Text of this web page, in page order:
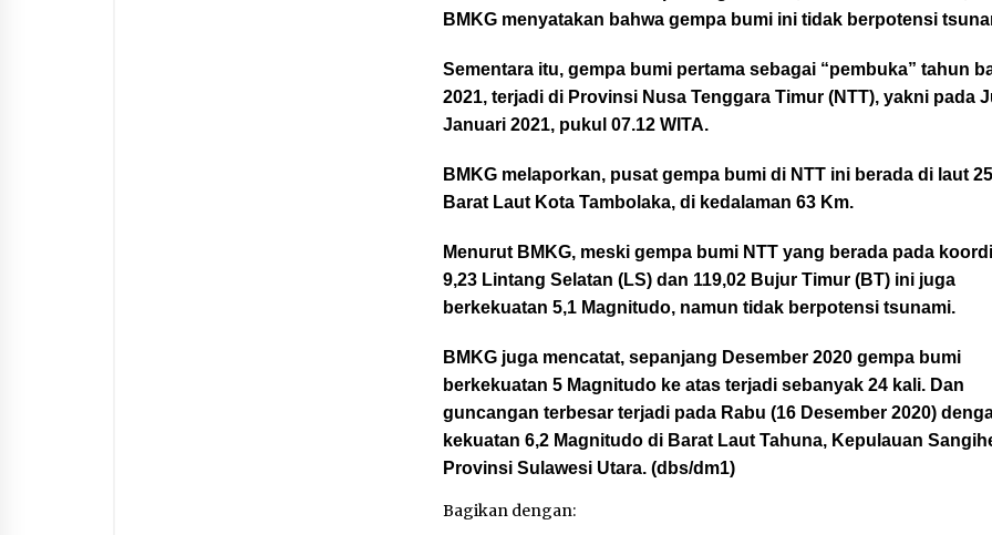
BMKG menyatakan bahwa gempa bumi ini tidak berpotensi
Sementara itu, gempa bumi pertama sebagai “pembuka” tahun
2021, terjadi di Provinsi Nusa Tenggara Timur (NTT), yakni pada
Januari 2021, pukul 07.12 WITA.
BMKG melaporkan, pusat gempa bumi di NTT ini berada di laut
Barat Laut Kota Tambolaka, di kedalaman 63 Km.
Menurut BMKG, meski gempa bumi NTT yang berada pada
9,23 Lintang Selatan (LS) dan 119,02 Bujur Timur (BT) ini juga
berkekuatan 5,1 Magnitudo, namun tidak berpotensi tsunami.
BMKG juga mencatat, sepanjang Desember 2020 gempa bumi
berkekuatan 5 Magnitudo ke atas terjadi sebanyak 24 kali. Dan
guncangan terbesar terjadi pada Rabu (16 Desember 2020)
kekuatan 6,2 Magnitudo di Barat Laut Tahuna, Kepulauan
Provinsi Sulawesi Utara. (dbs/dm1)
Bagikan dengan: